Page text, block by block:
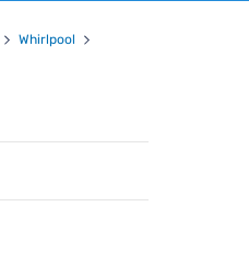
Whirlpool